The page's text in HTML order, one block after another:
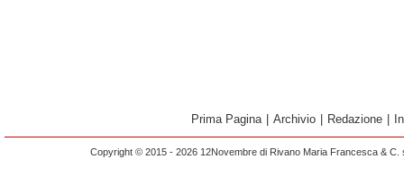
Prima Pagina Archivio Redazione
Copyright © 2015 - 2026 12Novembre di Rivano Maria Francesca &